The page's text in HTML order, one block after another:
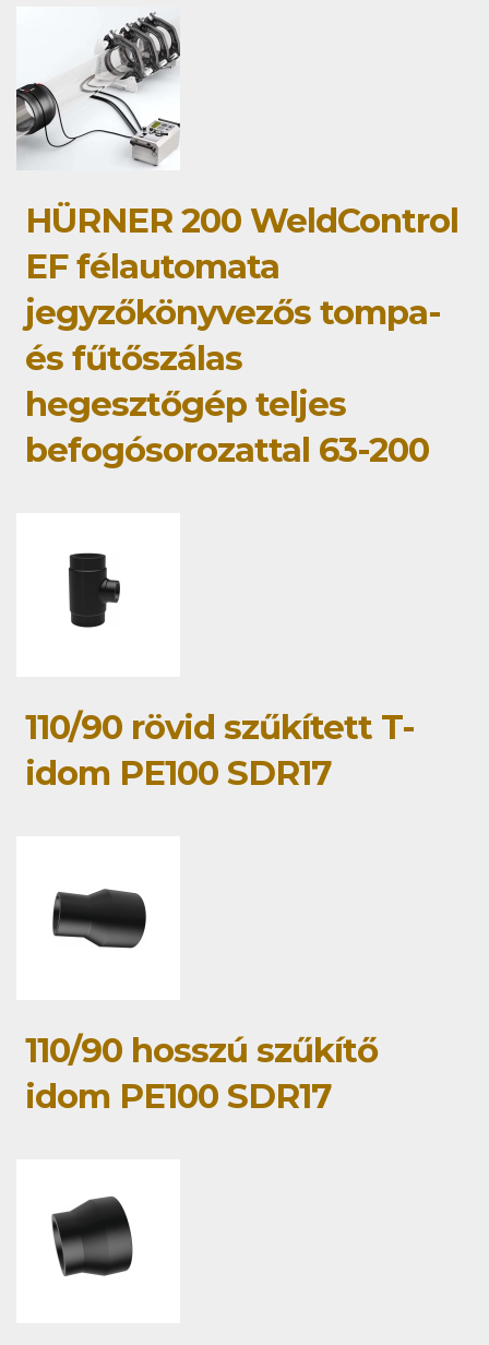
HÜRNER 200 WeldControl
EF félautomata
jegyzőkönyvezős tompa-
és fűtőszálas
hegesztőgép teljes
befogósorozattal 63-200
110/90 rövid szűkített T-
idom PE100 SDR17
110/90 hosszú szűkítő
idom PE100 SDR17